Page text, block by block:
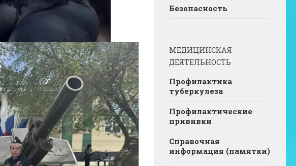
Безопасность
МЕДИЦИНСКАЯ
ДЕЯТЕЛЬНОСТЬ
Профилактика
туберкулеза
Профилактические
прививки
Справочная
информация (памятки)